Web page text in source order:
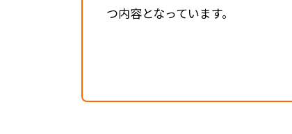
つ内容となっています。